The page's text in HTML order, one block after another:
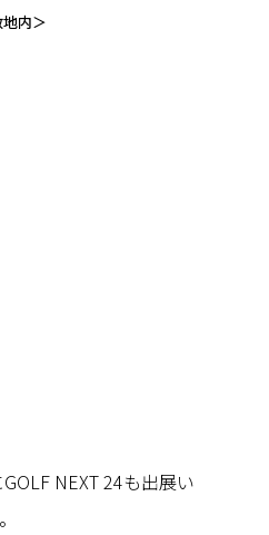
内＞
NEXT 24も出展い